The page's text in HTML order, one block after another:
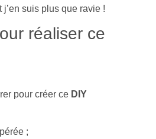
j’en suis plus que ravie !
réaliser ce
pour créer ce DIY
;